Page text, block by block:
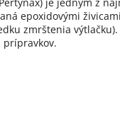
epoxidovými
zmrštenia
prípravkov.